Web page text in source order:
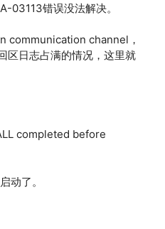
03113错误没法解决。
communication channel，
区日志占满的情况，这里就
completed before
动了。